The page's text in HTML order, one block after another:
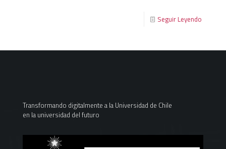
Seguir Leyendo
Transformando digitalmente a la Universidad de Chile
en la universidad del futuro